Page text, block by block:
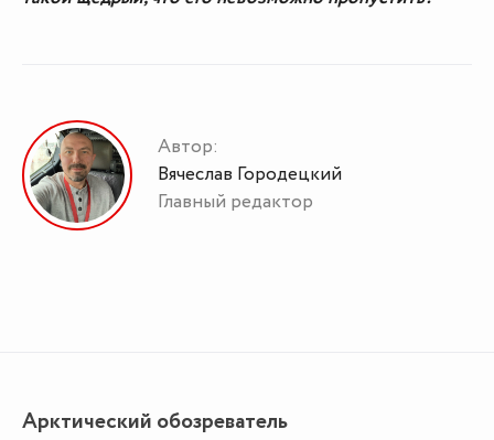
Автор:
Вячеслав Городецкий
Главный редактор
Арктический обозреватель